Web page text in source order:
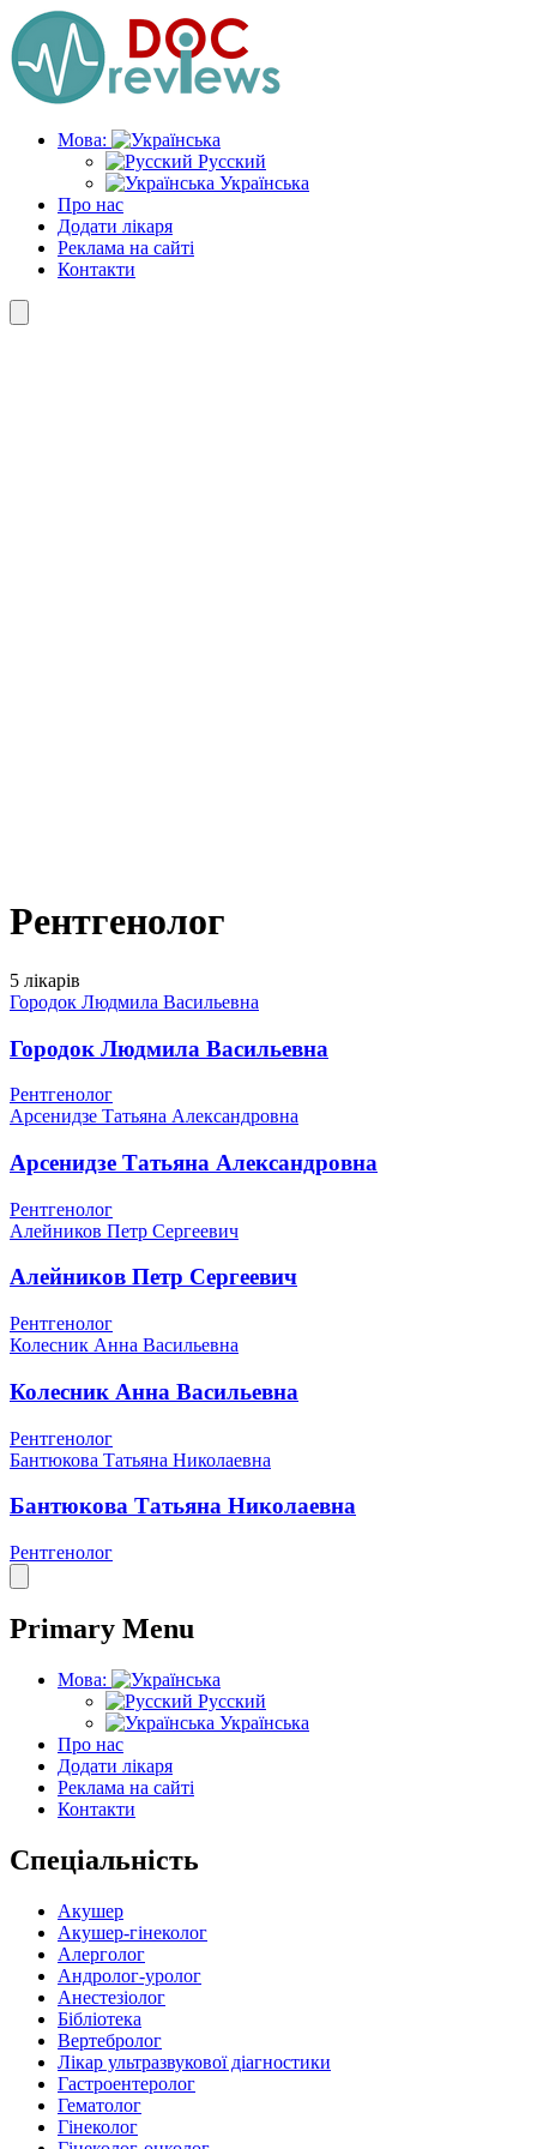
Skip
to
the
content
Мова:
Русский
Українська
Про нас
Додати лікаря
Реклама на сайті
Контакти
Рентгенолог
5 лікарів
Городок Людмила Васильевна
Городок Людмила Васильевна
Рентгенолог
Арсенидзе Татьяна Александровна
Арсенидзе Татьяна Александровна
Рентгенолог
Алейников Петр Сергеевич
Алейников Петр Сергеевич
Рентгенолог
Колесник Анна Васильевна
Колесник Анна Васильевна
Рентгенолог
Бантюкова Татьяна Николаевна
Бантюкова Татьяна Николаевна
Рентгенолог
Primary Menu
Мова:
Русский
Українська
Про нас
Додати лікаря
Реклама на сайті
Контакти
Спеціальність
Акушер
Акушер-гінеколог
Алерголог
Андролог-уролог
Анестезіолог
Бібліотека
Вертебролог
Лікар ультразвукової діагностики
Гастроентеролог
Гематолог
Гінеколог